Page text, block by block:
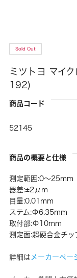
Sold Out
ミツトヨ マイ
192)
商品コード
52145
商品の概要と仕様
測定範囲:0〜25mm
器差:±2μm
目量:0.01mm
ステム:Φ6.35mm
取付部:Φ10mm
測定面:超硬合金チッ
詳細は メーカーペー